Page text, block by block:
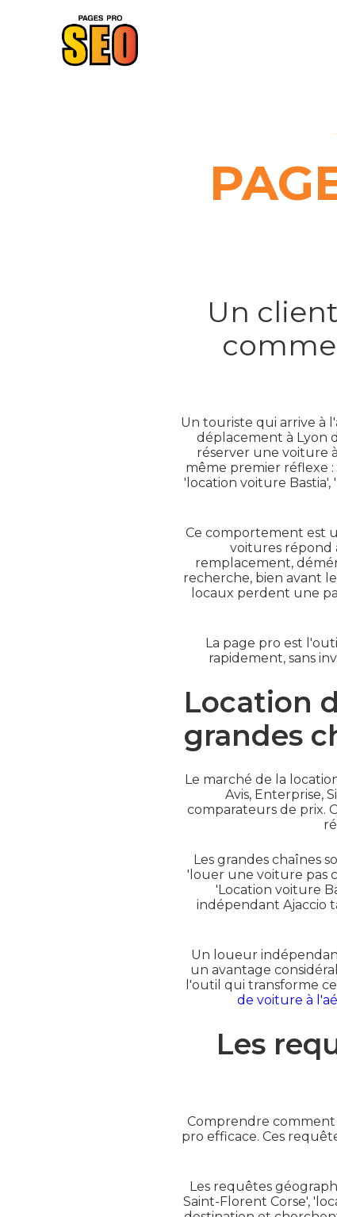
Un
Un touriste qui arrive à
déplacement à Lyon
réserver une voiture
même premier réflexe
'location voiture
Ce comportement est
voitures répond
remplacement,
recherche, bien avant
locaux perdent une
La page pro est
rapidement, sans
Location
grandes
Le marché de la
Avis, Enterprise,
comparateurs de prix.
Les grandes chaînes
'louer une voiture pas
'Location voiture
indépendant Ajaccio
Un loueur
un avantage
l'outil qui transforme
de voiture à
Les
Comprendre
pro efficace. Ces
Les requêtes
Saint-Florent Corse',